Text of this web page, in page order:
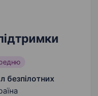
безпілотних